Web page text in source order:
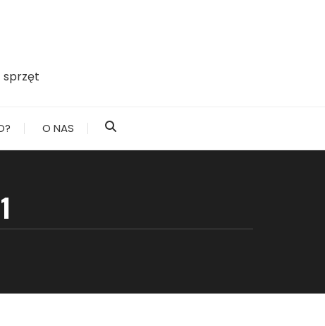
sprzęt
O NAS